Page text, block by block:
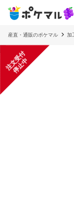
産直・通販のポケマル 加
注
文
受
付
停
止
中